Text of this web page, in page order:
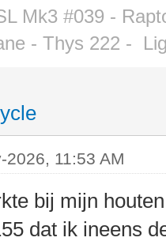
Mk3 #039 -
- Thys 222 -
2026, 11:53 AM
bij mijn
dat ik ineens